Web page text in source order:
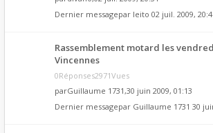
Dernier messagepar leito 02 juil. 2009,
Rassemblement motard les
Vincennes
0Réponses2971Vues
parGuillaume 1731,30 juin 2009, 01:13
Dernier messagepar Guillaume 1731 30